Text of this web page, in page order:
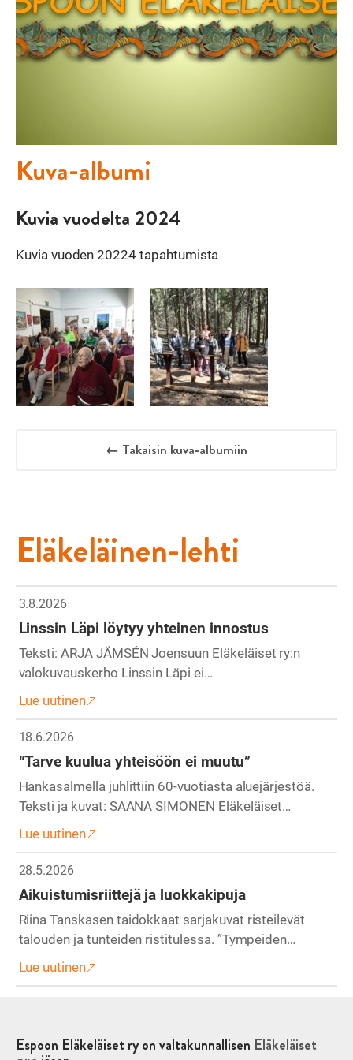
Kuva-albumi
Kuvia vuodelta 2024
Kuvia vuoden 20224 tapahtumista
← Takaisin kuva-albumiin
Eläkeläinen-lehti
3.8.2026
Linssin Läpi löytyy yhteinen innostus
Teksti: ARJA JÄMSÉN Joensuun Eläkeläiset ry:n
valokuvauskerho Linssin Läpi ei…
Lue uutinen
18.6.2026
“Tarve kuulua yhteisöön ei muutu”
Hankasalmella juhlittiin 60-vuotiasta aluejärjestöä.
Teksti ja kuvat: SAANA SIMONEN Eläkeläiset…
Lue uutinen
28.5.2026
Aikuistumisriittejä ja luokkakipuja
Riina Tanskasen taidokkaat sarjakuvat risteilevät
talouden ja tunteiden ristitulessa. ”Tympeiden…
Lue uutinen
Espoon Eläkeläiset ry on valtakunnallisen Eläkeläiset